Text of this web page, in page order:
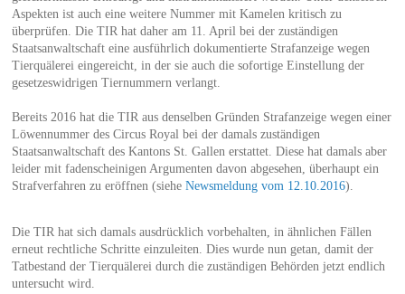
Aspekten ist auch eine weitere Nummer mit Kamelen kritisch zu
überprüfen. Die TIR hat daher am 11. April bei der zuständigen
Staatsanwaltschaft eine ausführlich dokumentierte Strafanzeige wegen
Tierquälerei eingereicht, in der sie auch die sofortige Einstellung der
gesetzeswidrigen Tiernummern verlangt.
Bereits 2016 hat die TIR aus denselben Gründen Strafanzeige wegen einer
Löwennummer des Circus Royal bei der damals zuständigen
Staatsanwaltschaft des Kantons St. Gallen erstattet. Diese hat damals aber
leider mit fadenscheinigen Argumenten davon abgesehen, überhaupt ein
Strafverfahren zu eröffnen (siehe Newsmeldung vom 12.10.2016).
Die TIR hat sich damals ausdrücklich vorbehalten, in ähnlichen Fällen
erneut rechtliche Schritte einzuleiten. Dies wurde nun getan, damit der
Tatbestand der Tierquälerei durch die zuständigen Behörden jetzt endlich
untersucht wird.